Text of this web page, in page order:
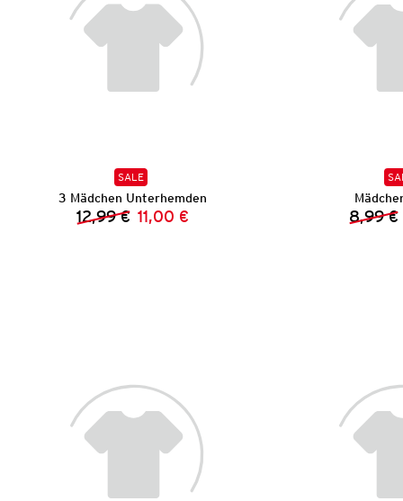
SALE
3 Mädchen Unterhemden
Vorheriger Preis:
12,99 € Neuer Preis:
11,00 € 8,99 €